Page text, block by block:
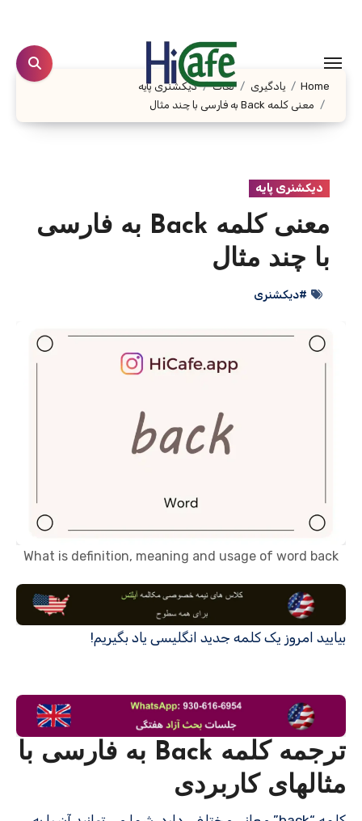
content
Home یادگیری لغات
دیکشنری پایه
معنی کلمه Back به فارسی با چند مثال
دیکشنری پایه
معنی کلمه Back به فارسی
با چند مثال
#دیکشنری
What is definition, meaning and usage of word back
بیایید امروز یک کلمه جدید انگلیسی یاد بگیریم!
ترجمه کلمه Back به فارسی با
مثالهای کاربردی